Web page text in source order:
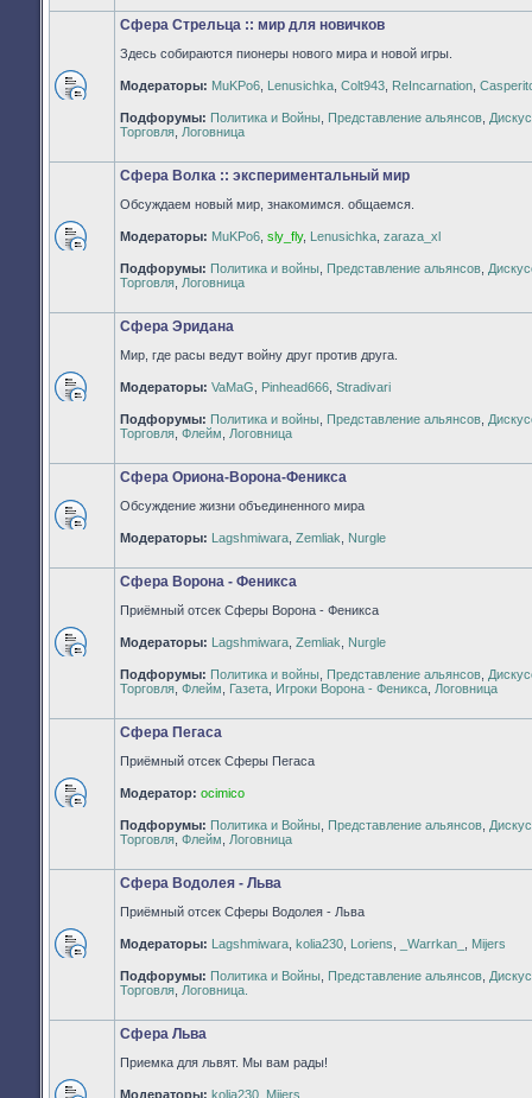
непрочитанных
сообщений
Сфера Стрельца :: мир для новичков
Здесь собираются пионеры нового мира и новой игры.
Модераторы: MuKPo6 Lenusichka Colt943 ReIncarnation
Подфорумы: Политика и Войны Представление альянсов
Торговля Логовница
непрочитанных
сообщений
Сфера Волка :: экспериментальный мир
Обсуждаем новый мир, знакомимся. общаемся.
Модераторы: MuKPo6 sly_fly, Lenusichka zaraza_xl
Подфорумы: Политика и войны Представление альянсов
Торговля Логовница
непрочитанных
сообщений
Сфера Эридана
Мир, где расы ведут войну друг против друга.
Модераторы: VaMaG Pinhead666 Stradivari
Подфорумы: Политика и войны Представление альянсов
Торговля Флейм Логовница
Нет
непрочитанных
Сфера Ориона-Ворона-Феникса
Обсуждение жизни объединенного мира
Модераторы: Lagshmiwara Zemliak Nurgle
непрочитанных
сообщений
Сфера Ворона - Феникса
Приёмный отсек Сферы Ворона - Феникса
Модераторы: Lagshmiwara Zemliak Nurgle
Подфорумы: Политика и войны Представление альянсов
Торговля Флейм Газета Игроки Ворона - Феникса Логовница
непрочитанных
сообщений
Сфера Пегаса
Приёмный отсек Сферы Пегаса
Модератор: ocimico
Подфорумы: Политика и Войны Представление альянсов
Торговля Флейм Логовница
непрочитанных
сообщений
Сфера Водолея - Льва
Приёмный отсек Сферы Водолея - Льва
Модераторы: Lagshmiwara kolia230 Loriens _Warrkan_ Mijers
Подфорумы: Политика и Войны Представление альянсов
Торговля Логовница.
Сфера Льва
Приемка для львят. Мы вам рады!
Модераторы: kolia230 Mijers